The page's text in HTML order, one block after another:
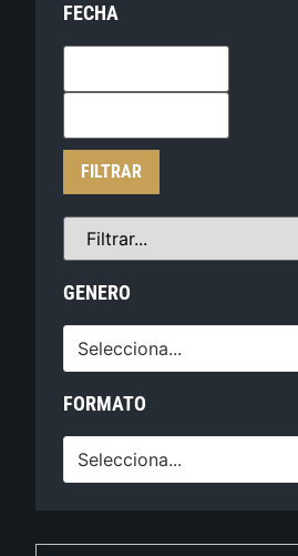
FECHA
FILTRAR
GENERO
Selecciona...
FORMATO
Selecciona...